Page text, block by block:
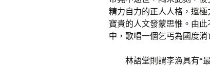
精力自力的正人人格，還
寶貴的人文發蒙思惟。由
中，歌唱一個乞丐為國度
林語堂則謂李漁具有“